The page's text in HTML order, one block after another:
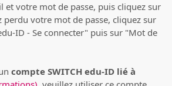
et votre mot de passe, puis cliquez sur
perdu votre mot de passe, cliquez sur
ID - Se connecter" puis sur "Mot de
compte SWITCH edu-ID lié à